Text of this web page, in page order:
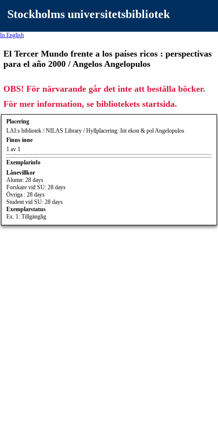
Stockholms universitetsbibliotek
In English
El Tercer Mundo frente a los países ricos : perspectivas
para el año 2000 / Angelos Angelopulos
OBS! För närvarande går det inte att beställa böcker.
För mer information, se bibliotekets startsida.
Placering
LAI:s bibliotek / NILAS Library / Hyllplacering: Int ekon & pol Angelopulos
Finns inne
1 av 1
Exemplarinfo
Lånevillkor
Alumn: 28 days
Forskare vid SU: 28 days
Övriga : 28 days
Student vid SU: 28 days
Exemplarstatus
Ex. 1: Tillgänglig